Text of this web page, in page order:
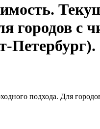
городов с
Петербург).
подхода. Для